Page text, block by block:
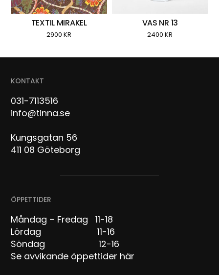
TEXTIL MIRAKEL
2900KR
VAS NR 13
2400KR
KONTAKT
031-7113516
info@tinna.se
Kungsgatan 56
411 08 Göteborg
ÖPPETTIDER
Måndag – Fredag 11-18
Lördag 11-16
Söndag 12-16
Se avvikande öppettider här